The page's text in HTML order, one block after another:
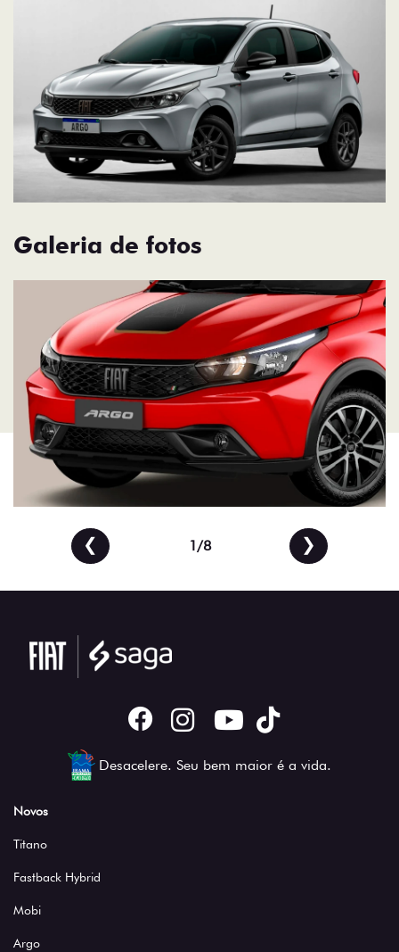
Galeria de fotos
❮ 2/8 ❯
Desacelere. Seu bem maior é a vida.
Novos
Titano
Fastback Hybrid
Mobi
Argo